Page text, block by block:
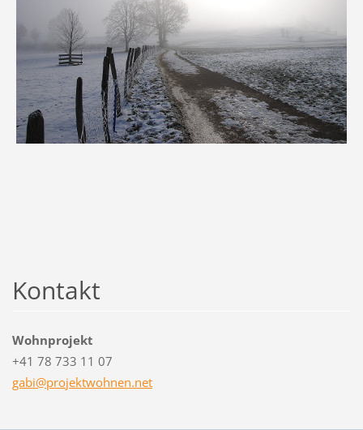
Kontakt
Wohnprojekt
+41 78 733 11 07
gabi@projektwohnen.net